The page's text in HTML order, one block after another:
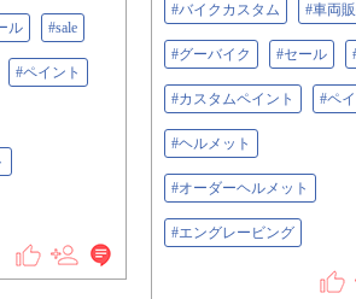
ル #sale
#ペイント
#バイクカスタム #車両
#グーバイク #セール
#カスタムペイント #ペ
#ヘルメット
#オーダーヘルメット
#エングレービング